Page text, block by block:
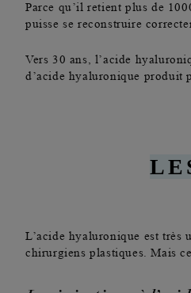
Parce qu’il retient plus de
puisse se reconstruire
Vers 30 ans , l’acide
d’acide hyaluronique produit
L’acide hyaluronique est très
chirurgiens plastiques. Mais